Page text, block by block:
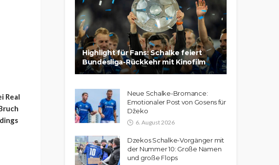
Real
Highlight für Fans: Schalke feiert
Bundesliga-Rückkehr mit Kinofilm
Neue Schalke-Bromance:
Emotionaler Post von Gosens für
Džeko
6. August 2026
Dzekos Schalke-Vorgänger mit
der Nummer 10: Große Namen
und große Flops